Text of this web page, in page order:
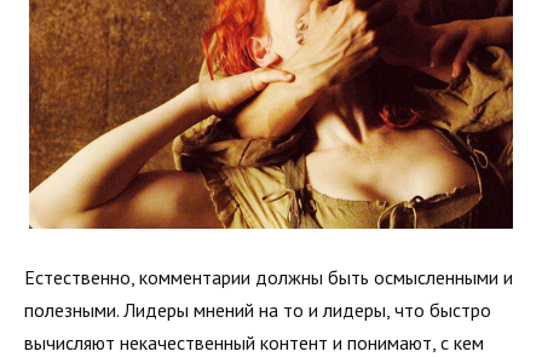
Естественно, комментарии должны быть осмысленными и
полезными. Лидеры мнений на то и лидеры, что быстро
вычисляют некачественный контент и понимают, с кем